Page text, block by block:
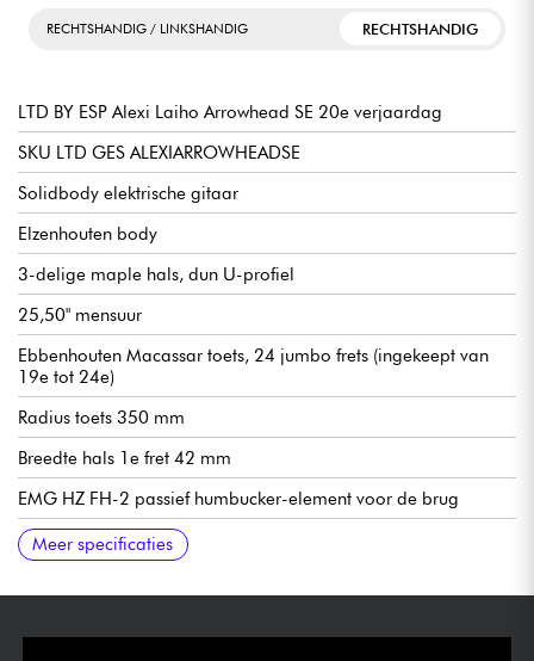
RECHTSHANDIG / LINKSHANDIG RECHTSHANDIG
LTD BY ESP Alexi Laiho Arrowhead SE 20e verjaardag
SKU LTD GES ALEXIARROWHEADSE
Solidbody elektrische gitaar
Elzenhouten body
3-delige maple hals, dun U-profiel
25,50" mensuur
Ebbenhouten Macassar toets, 24 jumbo frets (ingekeept van
19e tot 24e)
Radius toets 350 mm
Breedte hals 1e fret 42 mm
EMG HZ FH-2 passief humbucker-element voor de brug
Volume
Tuimelschakelaar
Floyd Rose 1000 dubbelslot zwevend vibrato
Grover gesloten oliebad mechanieken
Verkocht met LTD koffer
Meer specificaties